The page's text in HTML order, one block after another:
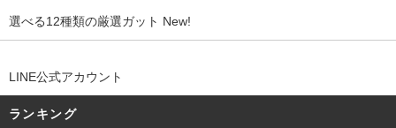
選べる12種類の厳選ガット New!
LINE公式アカウント
ランキング